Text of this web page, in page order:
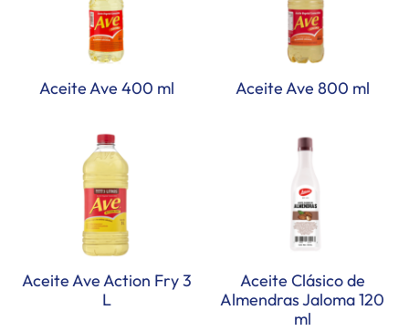
Aceite Ave 400 ml Aceite Ave 800 ml
Aceite Ave Action Fry 3
L
Aceite Clásico de
Almendras Jaloma 120
ml